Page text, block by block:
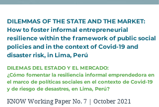
DILEMMAS OF THE STATE AND THE MARKET:
How to foster informal entrepreneurial
resilience within the framework of public social
policies and in the context of Covid-19 and
disaster risk, in Lima, Perú
DILEMAS DEL ESTADO Y EL MERCADO:
¿Cómo fomentar la resiliencia informal emprendedora en
el marco de políticas sociales en el contexto de Covid-19
y de riesgo de desastres, en Lima, Perú?
KNOW Working Paper No. 7 | October 2021